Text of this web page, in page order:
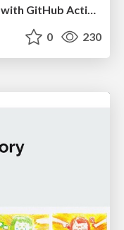
Lightning talk: Run Django tests with GitHub Actions
0 230